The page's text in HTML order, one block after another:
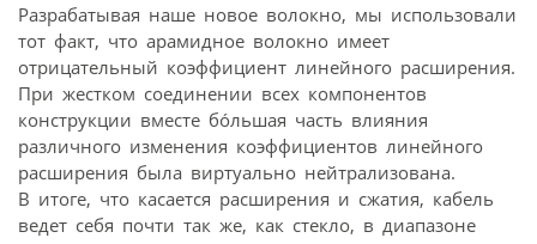
Разрабатывая наше новое волокно, мы использовали
тот факт, что арамидное волокно имеет
отрицательный коэффициент линейного расширения.
При жестком соединении всех компонентов
конструкции вместе бóльшая часть влияния
различного изменения коэффициентов линейного
расширения была виртуально нейтрализована.
В итоге, что касается расширения и сжатия, кабель
ведет себя почти так же, как стекло, в диапазоне